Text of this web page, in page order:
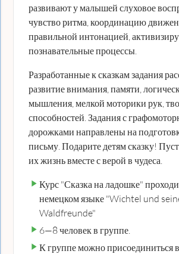
развивают у малышей слуховое
чувство ритма, координацию
правильной интонацией,
познавательные процессы.
Разработанные к сказкам задания
развитие внимания, памяти,
мышления, мелкой моторики рук,
способностей. Задания с
дорожками направлены на
письму. Подарите детям сказку!
их жизнь вместе с верой в чудеса.
Курс "Сказка на ладошке"
немецком языке "Wichtel und
Waldfreunde"
6—8 человек в группе.
К группе можно присоединиться